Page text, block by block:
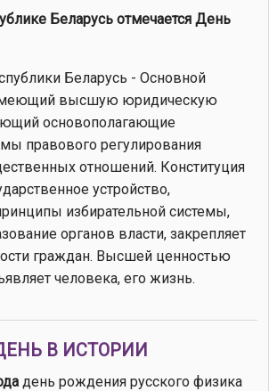
Беларусь отмечается День
Беларусь - Основной
высшую юридическую
основополагающие
правового регулирования
отношений. Конституция
устройство,
избирательной системы,
органов власти, закрепляет
граждан. Высшей ценностью
человека, его жизнь.
В ИСТОРИИ
день рождения русского физика